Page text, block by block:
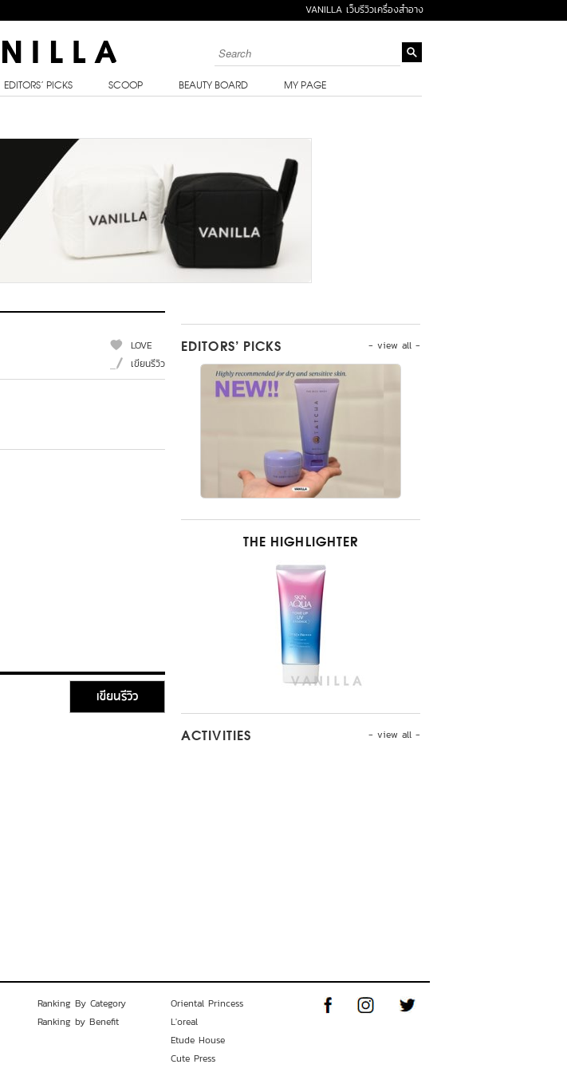
VANILLA เว็บรีวิวเครื่องสำอาง
EDITORS’ PICKS SCOOP BEAUTY BOARD MY PAGE
LOVE
เขียนรีวิว
เขียนรีวิว
- view all -
EDITORS’ PICKS
THE HIGHLIGHTER
- view all -
ACTIVITIES
Ranking By Category
Ranking by Benefit
Oriental Princess
L'oreal
Etude House
Cute Press